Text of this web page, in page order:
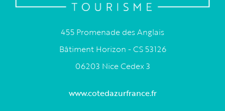
455 Promenade des Anglais
Bâtiment Horizon - CS 53126
06203 Nice Cedex 3
www.cotedazurfrance.fr